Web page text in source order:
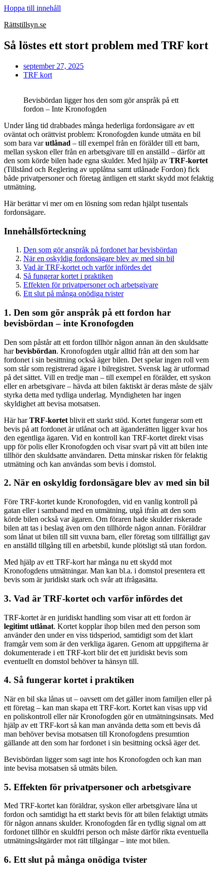
Hoppa till innehåll
Rättstillsyn.se
Så löstes ett stort problem med TRF kort
september 27, 2025
TRF kort
Bevisbördan ligger hos den som gör anspråk på ett
fordon – Inte Kronofogden
Under lång tid drabbades många hederliga fordonsägare av ett
oväntat och orättvist problem: Kronofogden kunde utmäta en bil
som bara varutlånad – till exempel från en förälder till ett barn,
mellan syskon eller från en arbetsgivare till en anställd – därför att
den som körde bilen hade egna skulder. Med hjälp av TRF-kortet
(Tillstånd och Reglering av upplåtna samt utlånade Fordon) fick
både privatpersoner och företag äntligen ett starkt skydd mot felaktig
utmätning.
Här berättar vi mer om en lösning som redan hjälpt tusentals
fordonsägare.
Innehållsförteckning
Den som gör anspråk på fordonet har bevisbördan
När en oskyldig fordonsägare blev av med sin bil
Vad är TRF-kortet och varför infördes det
Så fungerar kortet i praktiken
Effekten för privatpersoner och arbetsgivare
Ett slut på många onödiga tvister
1. Den som gör anspråk på ett fordon har
bevisbördan – inte Kronofogden
Den som påstår att ett fordon tillhör någon annan än den skuldsatte
harbevisbördan. Kronofogden utgår alltid från att den som har
fordonet i sin besittning också äger bilen. Det spelar ingen roll vem
som står som registrerad ägare i bilregistret. Svensk lag är utformad
på det sättet. Vill en tredje man – till exempel en förälder, ett syskon
eller en arbetsgivare – hävda att bilen faktiskt är deras måste de själv
styrka detta med tydliga underlag. Myndigheten har ingen
skyldighet att bevisa motsatsen.
Här harTRF-kortet blivit ett starkt stöd. Kortet fungerar som ett
bevis på att fordonet är utlånat och att äganderätten ligger kvar hos
den egentliga ägaren. Vid en kontroll kan TRF-kortet direkt visas
upp för polis eller Kronofogden och visar svart på vitt att bilen inte
tillhör den skuldsatte användaren. Detta minskar risken för felaktig
utmätning och kan användas som bevis i domstol.
2. När en oskyldig fordonsägare blev av med sin bil
Före TRF-kortet kunde Kronofogden, vid en vanlig kontroll på
gatan eller i samband med en utmätning, utgå ifrån att den som
körde bilen också var ägaren. Om föraren hade skulder riskerade
bilen att tas i beslag även om den tillhörde någon annan. Föräldrar
som lånat ut bilen till sitt vuxna barn, eller företag som tillfälligt gav
en anställd tillgång till en arbetsbil, kunde plötsligt stå utan fordon.
Med hjälp av ett TRF-kort har många nu ett skydd mot
Kronofogdens utmätningar. Man kan bl.a. i domstol presentera ett
bevis som är juridiskt stark och svår att ifrågasätta.
3. Vad är TRF-kortet och varför infördes det
TRF-kortet är en juridiskt handling som visar att ett fordon är
legitimt utlånat. Kortet kopplar ihop bilen med den person som
använder den under en viss tidsperiod, samtidigt som det klart
framgår vem som är den verkliga ägaren. Genom att uppgifterna är
dokumenterade i ett TRF-kort blir det ett juridiskt bevis som
eventuellt en domstol behöver ta hänsyn till.
4. Så fungerar kortet i praktiken
När en bil ska lånas ut – oavsett om det gäller inom familjen eller på
ett företag – kan man skapa ett TRF-kort. Kortet kan visas upp vid
en poliskontroll eller när Kronofogden gör en utmätningsinsats. Med
hjälp av ett TRF-kort så kan man använda detta som ett bevis då
man behöver bevisa motsatsen till Kronofogdens presumtion
gällande att den som har fordonet i sin besittning också äger det.
Bevisbördan ligger som sagt inte hos Kronofogden och kan man
inte bevisa motsatsen så utmäts bilen.
5. Effekten för privatpersoner och arbetsgivare
Med TRF-kortet kan föräldrar, syskon eller arbetsgivare låna ut
fordon och samtidigt ha ett starkt bevis för att bilen felaktigt utmäts
för någon annans skulder. Kronofogden får en tydlig signal om att
fordonet tillhör en skuldfri person och måste därför rikta eventuella
utmätningsåtgärder mot rätt tillgångar – inte mot bilen.
6. Ett slut på många onödiga tvister